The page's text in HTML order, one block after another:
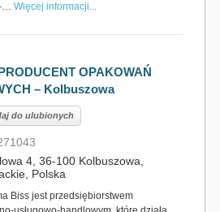
Więcej informacji...
OPAKOWAŃ
– Kolbuszowa
do ulubionych
4, 36-100 Kolbuszowa,
Polska
Biss jest przedsiębiorstwem